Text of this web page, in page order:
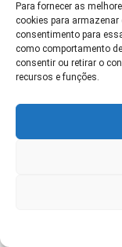
Para fornecer as
cookies para
consentimento para
como comportamento
consentir ou retirar o
recursos e funções.
Aspecto
Espaço